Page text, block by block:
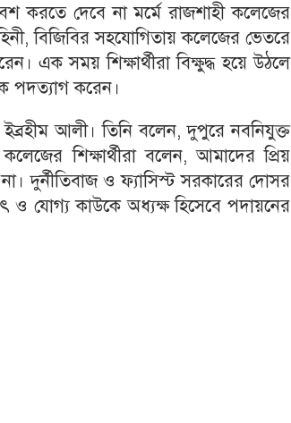
করতে দেবে না মর্মে রাজশাহী কলেজের
বিজিবির সহযোগিতায় কলেজের ভেতরে
এক সময় শিক্ষার্থীরা বিক্ষুদ্ধ হয়ে উঠলে
পদত্যাগ করেন।
আলী। তিনি বলেন, দুপুরে নবনিযুক্ত
শিক্ষার্থীরা বলেন, আমাদের প্রিয়
দুর্নীতিবাজ ও ফ্যাসিস্ট সরকারের দোসর
যোগ্য কাউকে অধ্যক্ষ হিসেবে পদায়নের